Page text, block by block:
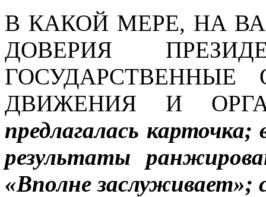
В КАКОЙ МЕРЕ, НА
ДОВЕРИЯ
ГОСУДАРСТВЕННЫЕ
ДВИЖЕНИЯ И
предлагалась карточка;
результаты
«Вполне заслуживает»;